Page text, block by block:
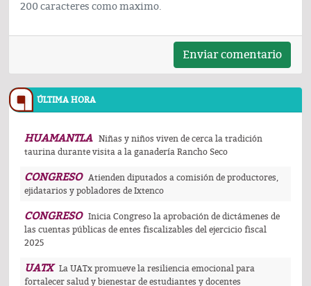
200 caracteres como maximo.
Enviar comentario
ÚLTIMA HORA
HUAMANTLA
Niñas y niños viven de cerca la tradición
taurina durante visita a la ganadería Rancho Seco
CONGRESO
Atienden diputados a comisión de productores,
ejidatarios y pobladores de Ixtenco
CONGRESO
Inicia Congreso la aprobación de dictámenes de
las cuentas públicas de entes fiscalizables del ejercicio fiscal
2025
UATX
La UATx promueve la resiliencia emocional para
fortalecer salud y bienestar de estudiantes y docentes